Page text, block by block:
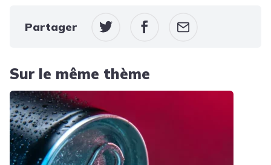
Partager
Sur le même thème